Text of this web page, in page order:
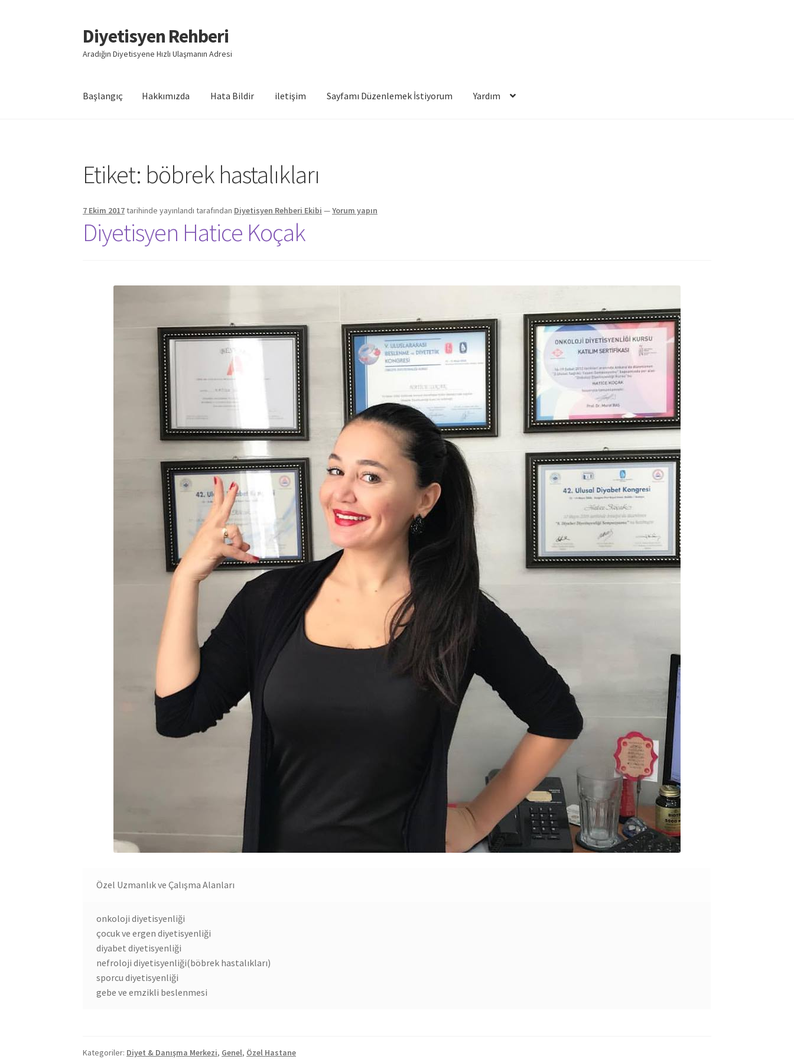
Dolaşıma
geç
İçeriğe
geç
Diyetisyen Rehberi
Aradığın Diyetisyene Hızlı Ulaşmanın Adresi
Başlangıç Hakkımızda Hata Bildir iletişim Sayfamı Düzenlemek İstiyorum Yardım
Etiket: böbrek hastalıkları
7 Ekim 2017tarihinde yayınlandı tarafından Diyetisyen Rehberi Ekibi —Yorum yapın
Diyetisyen Hatice Koçak
Özel Uzmanlık ve Çalışma Alanları
onkoloji diyetisyenliği
çocuk ve ergen diyetisyenliği
diyabet diyetisyenliği
nefroloji diyetisyenliği(böbrek hastalıkları)
sporcu diyetisyenliği
gebe ve emzikli beslenmesi
Kategoriler: Diyet & Danışma Merkezi, Genel, Özel Hastane